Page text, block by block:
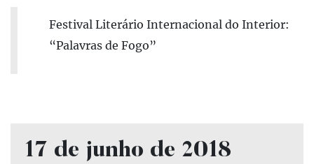
Festival Literário Internacional do Interior:
“Palavras de Fogo”
17 de junho de 2018